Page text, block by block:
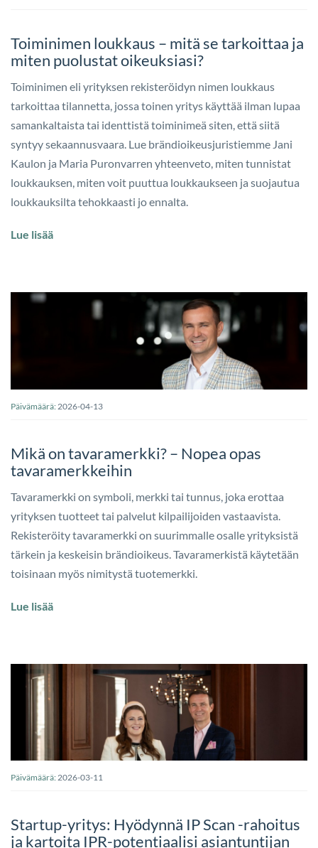
Toiminimen loukkaus – mitä se tarkoittaa ja
miten puolustat oikeuksiasi?
Toiminimen eli yrityksen rekisteröidyn nimen loukkaus
tarkoittaa tilannetta, jossa toinen yritys käyttää ilman lupaa
samankaltaista tai identtistä toiminimeä siten, että siitä
syntyy sekaannusvaara. Lue brändioikeusjuristiemme Jani
Kaulon ja Maria Puronvarren yhteenveto, miten tunnistat
loukkauksen, miten voit puuttua loukkaukseen ja suojautua
loukkauksilta tehokkaasti jo ennalta.
Lue lisää
Päivämäärä: 2026-04-13
Mikä on tavaramerkki? – Nopea opas
tavaramerkkeihin
Tavaramerkki on symboli, merkki tai tunnus, joka erottaa
yrityksen tuotteet tai palvelut kilpailijoiden vastaavista.
Rekisteröity tavaramerkki on suurimmalle osalle yrityksistä
tärkein ja keskeisin brändioikeus. Tavaramerkistä käytetään
toisinaan myös nimitystä tuotemerkki.
Lue lisää
Päivämäärä:2026-03-11
Startup-yritys: Hyödynnä IP Scan -rahoitus
ja kartoita IPR-potentiaalisi asiantuntijan